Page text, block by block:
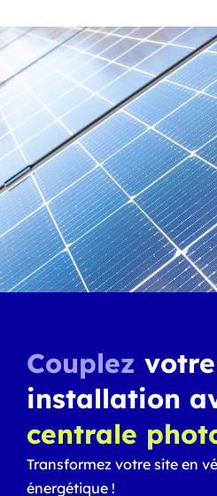
Couplez votre
installation
centrale
Transformez votre site en
énergétique !